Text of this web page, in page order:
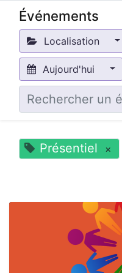
Événements
Localisation
Aujourd'hui
Présentiel ×